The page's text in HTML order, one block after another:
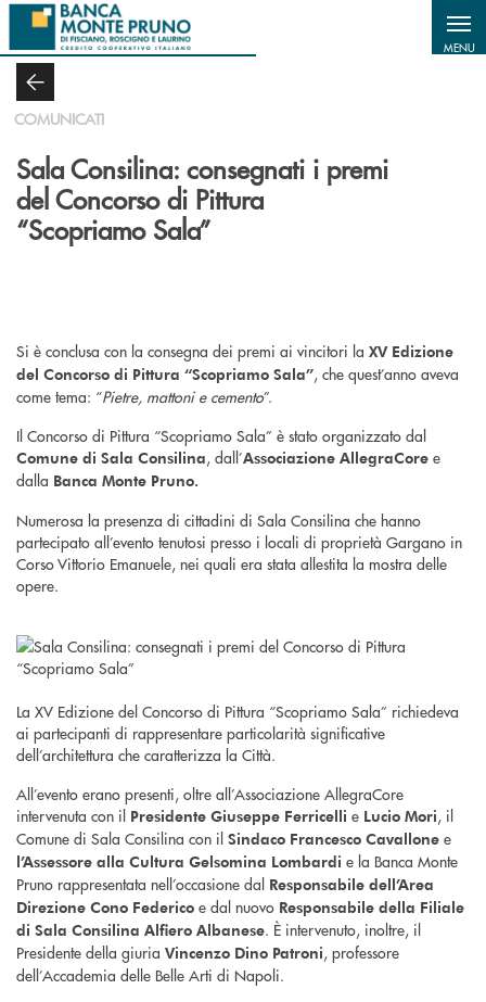
Salta al contenuto principale
MENU
COMUNICATI
Sala Consilina: consegnati i premi
del Concorso di Pittura
“Scopriamo Sala”
Si è conclusa con la consegna dei premi ai vincitori la XV Edizione
del Concorso di Pittura “Scopriamo Sala”, che quest’anno aveva
come tema: “Pietre, mattoni e cemento”.
Il Concorso di Pittura “Scopriamo Sala” è stato organizzato dal
Comune di Sala Consilina, dall’Associazione AllegraCore e
dalla Banca Monte Pruno.
Numerosa la presenza di cittadini di Sala Consilina che hanno
partecipato all’evento tenutosi presso i locali di proprietà Gargano in
Corso Vittorio Emanuele, nei quali era stata allestita la mostra delle
opere.
La XV Edizione del Concorso di Pittura “Scopriamo Sala” richiedeva
ai partecipanti di rappresentare particolarità significative
dell’architettura che caratterizza la Città.
All’evento erano presenti, oltre all’Associazione AllegraCore
intervenuta con il Presidente Giuseppe Ferricelli e Lucio Mori, il
Comune di Sala Consilina con il Sindaco Francesco Cavallone e
l’Assessore alla Cultura Gelsomina Lombardi e la Banca Monte
Pruno rappresentata nell’occasione dal Responsabile dell’Area
Direzione Cono Federico e dal nuovo Responsabile della Filiale
di Sala Consilina Alfiero Albanese. È intervenuto, inoltre, il
Presidente della giuria Vincenzo Dino Patroni, professore
dell’Accademia delle Belle Arti di Napoli.